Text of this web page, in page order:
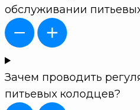
обслуживании
Зачем проводить
питьевых колодцев?